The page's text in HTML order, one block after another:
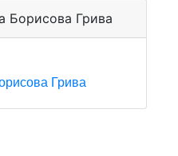
Борисова Грива
Грива